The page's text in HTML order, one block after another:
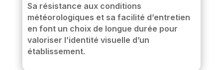
Sa résistance aux conditions
météorologiques et sa facilité d’entretien
en font un choix de longue durée pour
valoriser l’identité visuelle d’un
établissement.